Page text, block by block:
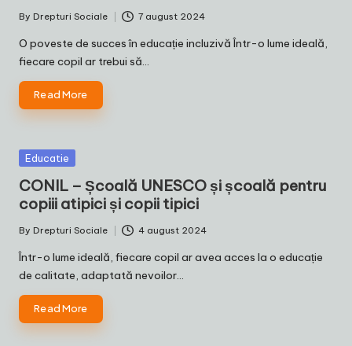
Posted
by
By Drepturi Sociale 7 august 2024
O poveste de succes în educație incluzivă Într-o lume ideală,
fiecare copil ar trebui să…
Read More
Posted
Educatie
CONIL – Școală UNESCO și școală pentru
copiii atipici și copii tipici
Posted
by
By Drepturi Sociale 4 august 2024
Într-o lume ideală, fiecare copil ar avea acces la o educație
de calitate, adaptată nevoilor…
Read More